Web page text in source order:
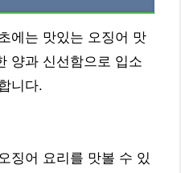
에는 맛있는 오징어 맛
양과 신선함으로 입소
니다.
징어 요리를 맛볼 수 있